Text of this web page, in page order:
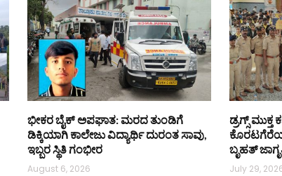
ಭೀಕರ ಬೈಕ್ ಅಪಘಾತ: ಮರದ ತುಂಡಿಗೆ
ಡಿಕ್ಕಿಯಾಗಿ ಕಾಲೇಜು ವಿದ್ಯಾರ್ಥಿ ದುರಂತ ಸಾವು,
ಇಬ್ಬರ ಸ್ಥಿತಿ ಗಂಭೀರ
August 6, 2026
ಡ್ರಗ್ಸ್ ಮುಕ್ತ
ಬೃಹತ್
July 29,